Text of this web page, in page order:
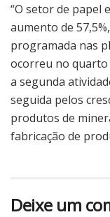
“O setor de papel
aumento de
programada nas
ocorreu no quarto
a segunda
seguida pelos
produtos de
fabricação de
Deixe um